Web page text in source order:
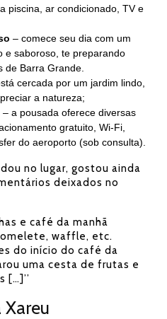
piscina, ar condicionado, TV e
– comece seu dia com um
e saboroso, te preparando
de Barra Grande.
cercada por um jardim lindo,
a natureza;
– a pousada oferece diversas
gratuito, Wi-Fi,
do aeroporto (sob consulta).
no lugar, gostou ainda
deixados no
e café da manhã
waffle, etc.
do início do café da
uma cesta de frutas e
[…]’’
Xareu